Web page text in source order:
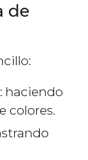
de
haciendo
colores.